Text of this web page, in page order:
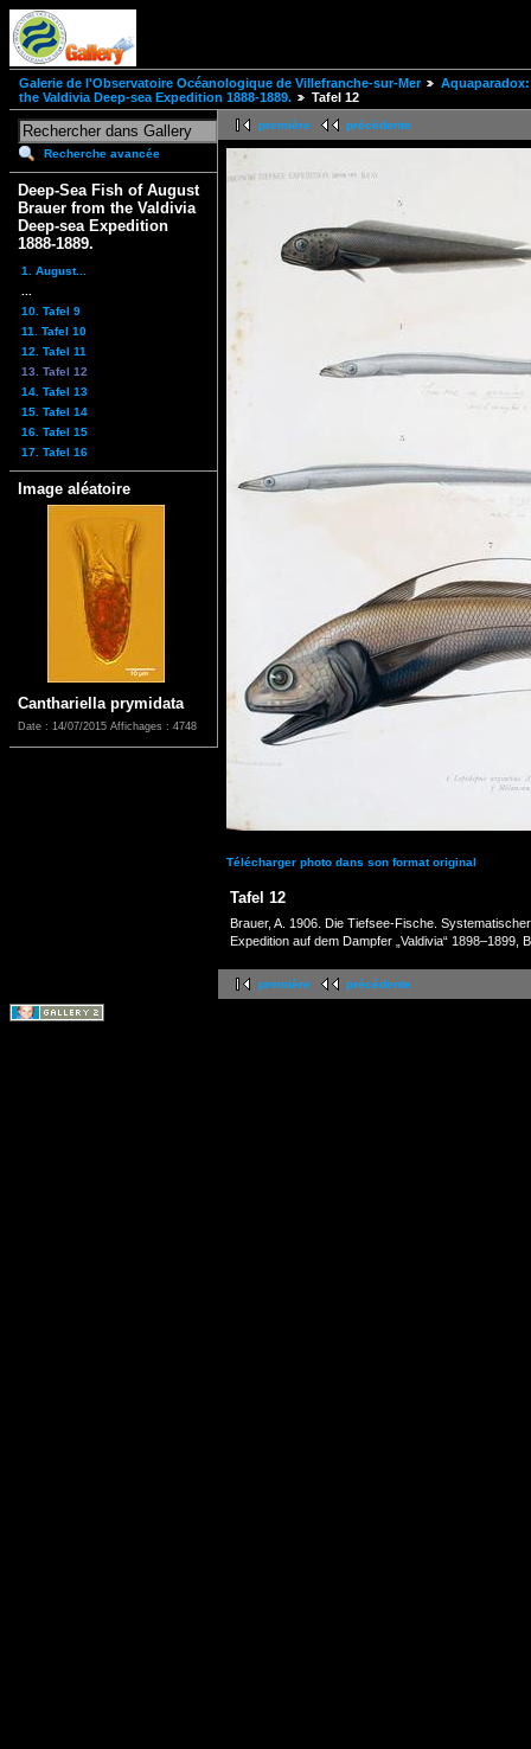
Galerie de l'Observatoire Océanologique de Villefranche-sur-Mer
the Valdivia Deep-sea Expedition 1888-1889.
Tafel 12
Recherche avancée
Deep-Sea Fish of August
Brauer from the Valdivia
Deep-sea Expedition
1888-1889.
1. August...
10. Tafel 9
11. Tafel 10
12. Tafel 11
13. Tafel 12
14. Tafel 13
15. Tafel 14
16. Tafel 15
17. Tafel 16
Image aléatoire
Canthariella prymidata
Date : 14/07/2015 Affichages : 4748
première précédente
Télécharger photo dans son format original
Tafel 12
Brauer, A. 1906. Die Tiefsee-Fische.
Expedition auf dem Dampfer „Valdivia“ 1898–1899,
première précédente